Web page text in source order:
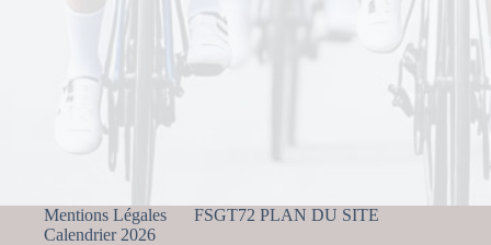
Mentions Légales
FSGT72 PLAN DU SITE
Calendrier 2026